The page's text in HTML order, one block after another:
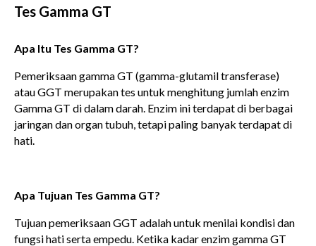
Tes Gamma GT
Apa Itu Tes Gamma GT?
Pemeriksaan gamma GT (gamma-glutamil transferase)
atau GGT merupakan tes untuk menghitung jumlah enzim
Gamma GT di dalam darah. Enzim ini terdapat di berbagai
jaringan dan organ tubuh, tetapi paling banyak terdapat di
hati.
Apa Tujuan Tes Gamma GT?
Tujuan pemeriksaan GGT adalah untuk menilai kondisi dan
fungsi hati serta empedu. Ketika kadar enzim gamma GT